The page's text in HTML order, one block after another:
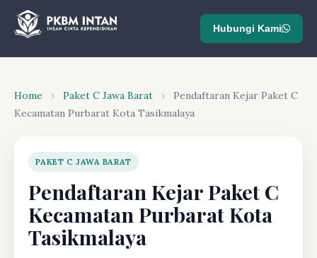
Hubungi Kami
Home › Paket C Jawa Barat ›
Pendaftaran Kejar Paket C
Kecamatan Purbarat Kota Tasikmalaya
PAKET C JAWA BARAT
Pendaftaran Kejar Paket C
Kecamatan Purbarat Kota
Tasikmalaya